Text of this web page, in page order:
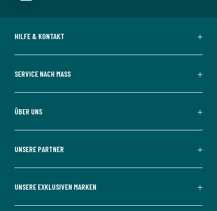
HILFE & KONTAKT
SERVICE NACH MASS
ÜBER UNS
UNSERE PARTNER
UNSERE EXKLUSIVEN MARKEN